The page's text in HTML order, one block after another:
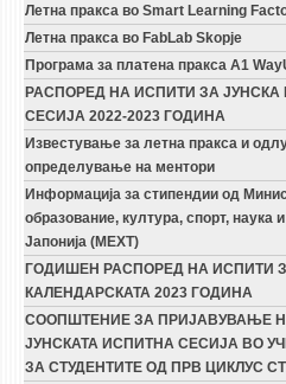
Летна пракса во Smart Learning
Летна пракса во FabLab Skopje
Програма за платена пракса A1
РАСПОРЕД НА ИСПИТИ ЗА ЈУНСКА
СЕСИЈА 2022-2023 ГОДИНА
Известување за летна пракса и
определување на ментори
Информација за стипендии од
образование, култура, спорт, наука
Јапонија (MEXT)
ГОДИШЕН РАСПОРЕД НА ИСПИТИ
КАЛЕНДАРСКАТА 2023 ГОДИНА
СООПШТЕНИЕ ЗА ПРИЈАВУВАЊЕ
ЈУНСКАТА ИСПИТНА СЕСИЈА ВО
ЗА СТУДЕНТИТЕ ОД ПРВ ЦИКЛУС